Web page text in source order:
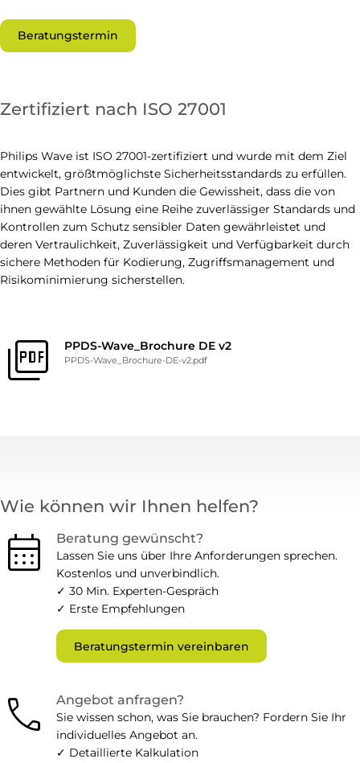
Beratungstermin
Zertifiziert nach ISO 27001
Philips Wave ist ISO 27001-zertifiziert und wurde mit dem Ziel
entwickelt, größtmöglichste Sicherheitsstandards zu erfüllen.
Dies gibt Partnern und Kunden die Gewissheit, dass die von
ihnen gewählte Lösung eine Reihe zuverlässiger Standards und
Kontrollen zum Schutz sensibler Daten gewährleistet und
deren Vertraulichkeit, Zuverlässigkeit und Verfügbarkeit durch
sichere Methoden für Kodierung, Zugriffsmanagement und
Risikominimierung sicherstellen.
picture_as_pdf PPDS-Wave_Brochure DE v2
PPDS-Wave_Brochure-DE-v2.pdf
Wie können wir Ihnen helfen?
calendar_month Beratung gewünscht?
Lassen Sie uns über Ihre Anforderungen sprechen.
Kostenlos und unverbindlich.
✓ 30 Min. Experten-Gespräch
✓ Erste Empfehlungen
Beratungstermin vereinbaren
call Angebot anfragen?
Sie wissen schon, was Sie brauchen? Fordern Sie Ihr
individuelles Angebot an.
✓ Detaillierte Kalkulation